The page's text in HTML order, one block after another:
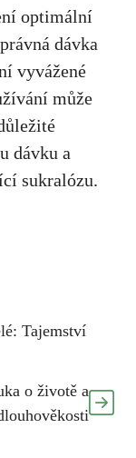
optimální
dávka
vyvážené
může
dávku a
sukralózu.
Tajemství
o životě a